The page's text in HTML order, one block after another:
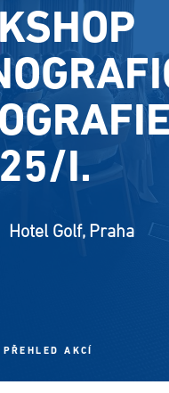
I.
Hotel Golf, Praha
AKCÍ